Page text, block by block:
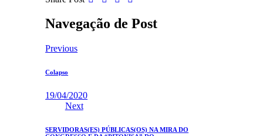
Navegação de Post
Previous
Colapso
19/04/2020
Next
SERVIDORAS(ES) PÚBLICAS(OS) NA MIRA DO